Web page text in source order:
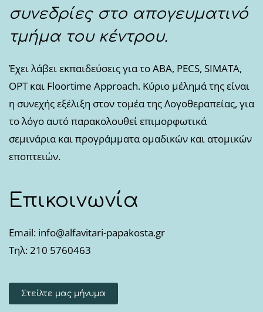
συνεδρίες στο απογευματινό
τμήμα του κέντρου.
Έχει λάβει εκπαιδεύσεις για το ΑΒΑ, PECS, SIMATA,
OPT και Floortime Approach. Κύριο μέλημά της είναι
η συνεχής εξέλιξη στον τομέα της Λογοθεραπείας, για
το λόγο αυτό παρακολουθεί επιμορφωτικά
σεμινάρια και προγράμματα ομαδικών και ατομικών
εποπτειών.
Επικοινωνία
Email: info@alfavitari-papakosta.gr
Τηλ: 210 5760463
Στείλτε μας μήνυμα